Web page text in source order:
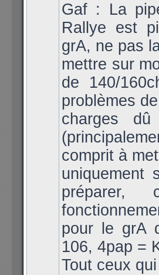
Gaf : La
Rallye est
grA, ne pas
mettre sur
de 140/
problèmes de
charges
comprit à
uniquement
pour le grA
106, 4pap =
Tout ceux